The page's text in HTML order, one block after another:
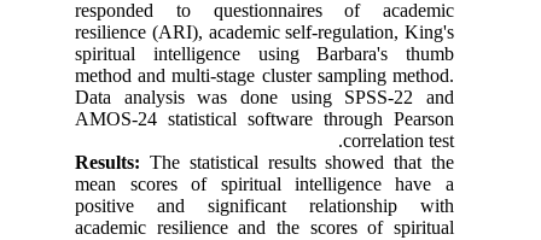
responded to questionnaires of academic
resilience (ARI), academic self-regulation, King's
spiritual intelligence using Barbara's thumb
method and multi-stage cluster sampling method.
Data analysis was done using SPSS-22 and
AMOS-24 statistical software through Pearson
correlation test.
Results:The statistical results showed that the
mean scores of spiritual intelligence have a
positive and significant relationship with
academic resilience and the scores of spiritual